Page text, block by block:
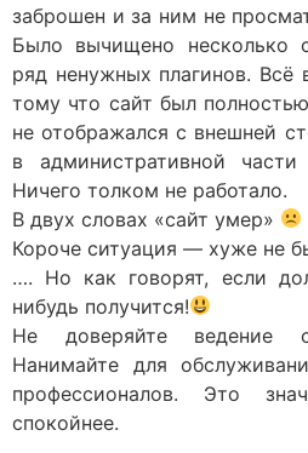
заброшен и за ним не
Было вычищено несколько
ряд ненужных плагинов. Всё
тому что сайт был
не отображался с внешней
в административной
Ничего толком не работало.
В двух словах «сайт умер»
Короче ситуация — хуже не
…. Но как говорят, если
нибудь получится!
Не доверяйте ведение
Нанимайте для
профессионалов. Это
спокойнее.